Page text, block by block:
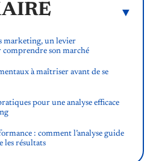
marketing, un levier
son marché
à maîtriser avant de se
pour une analyse efficace
: comment l’analyse guide
les résultats